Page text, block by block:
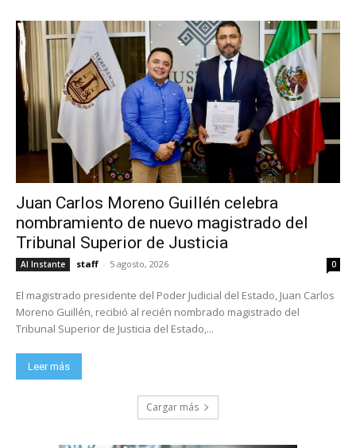
Juan Carlos Moreno Guillén celebra
nombramiento de nuevo magistrado del
Tribunal Superior de Justicia
Al Instante staff - 5 agosto, 2026 0
El magistrado presidente del Poder Judicial del Estado, Juan Carlos
Moreno Guillén, recibió al recién nombrado magistrado del
Tribunal Superior de Justicia del Estado,...
Leer más
Cargar más